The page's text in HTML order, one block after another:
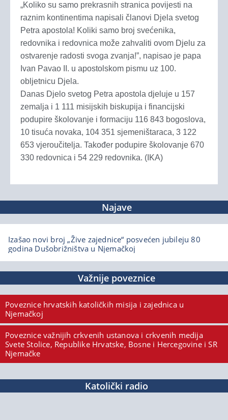
„Koliko su samo prekrasnih stranica povijesti na
raznim kontinentima napisali članovi Djela svetog
Petra apostola! Koliki samo broj svećenika,
redovnika i redovnica može zahvaliti ovom Djelu za
ostvarenje radosti svoga zvanja!”, napisao je papa
Ivan Pavao II. u apostolskom pismu uz 100.
obljetnicu Djela.
Danas Djelo svetog Petra apostola djeluje u 157
zemalja i 1 111 misijskih biskupija i financijski
podupire školovanje i formaciju 116 843 bogoslova,
10 tisuća novaka, 104 351 sjemeništaraca, 3 122
653 vjeroučitelja. Također podupire školovanje 670
330 redovnica i 54 229 redovnika. (IKA)
Najave
Izašao novi broj „Žive zajednice“ posvećen jubileju 80
godina Dušobrižništva u Njemačkoj
Važnije poveznice
Poveznice hrvatskih katoličkih misija i zajednica u
Njemačkoj
Poveznice važnijih crkvenih ustanova i crkvenih medija
Svete Stolice, Republike Hrvatske, Bosne i Hercegovine i SR
Njemačke
Katolički radio